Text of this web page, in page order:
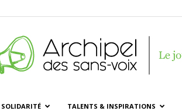
TALENTS & INSPIRATIONS